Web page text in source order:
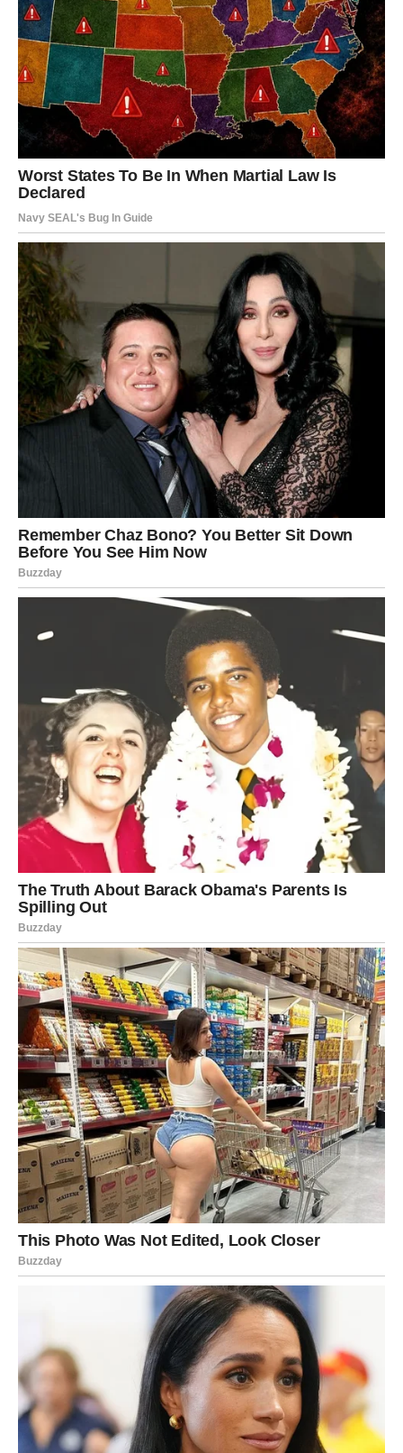
Jarac veruje da će se trud, ćutanje, rad i lojalnost jednog
dana sami prepoznati – čak i od pogrešnih ljudi. Njegova
zabluda je da mora još malo da izdrži da bi zaslužio
poštovanje.
Istina koju Jarac sada mora da prihvati glasi:
neki ljudi poštuju samo granice, ne žrtvu.
Kada Jarac prestane da popušta i da opravdava
nezahvalnost, život mu vraća ravnotežu. Poštovanje tada
dolazi samo – ali od pravih ljudi.
VODOLIJA – ZABLUDI DA
MORATE SVIMA BITI DOSTUPNI
I RAZUMLJIVI DOLAZI KRAJ
Vodolija često veruje da mora da razume svakoga, da
bude tu za sve i da ne pravi talase postavljanjem granica.
Njena zabluda je da će izgubiti ljude ako izabere sebe.
Zvezde joj sada poručuju:
ko ode jer ste postavili granicu – nikada nije bio tu zbog
Kada Vodolija prestane da se rasipa i počne da bira sebe,
njen život se iznenada čisti od pogrešnih ljudi i ispunjava
onima koji je prihvataju bez uslova.